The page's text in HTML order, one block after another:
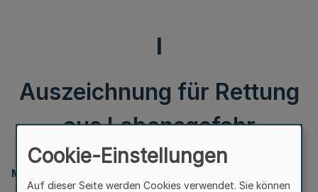
I
Auszeichnung für Rettung
aus Lebensgefahr
Ministerpräsident
Cookie-Einstellungen
Auf dieser Seite werden Cookies verwendet. Sie können